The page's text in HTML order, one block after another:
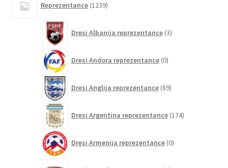
Reprezentance 1239izdelkov
Dresi Albanija reprezentance 3izdelki
Dresi Andora reprezentance 0izdelkov
Dresi Anglija reprezentance 89izdelkov
Dresi Argentina reprezentance 174izdelkov
Dresi Armenija reprezentance 0izdelkov